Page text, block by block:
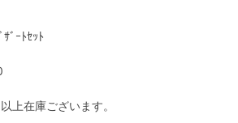
ｻﾞｰﾄｾｯﾄ
上在庫ございます。